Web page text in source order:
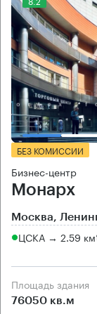
БЕЗ КОМИССИИ
Бизнес-центр
Монарх
Москва,
ЦСКА → 2.59 км
Площадь здания
76050 кв.м